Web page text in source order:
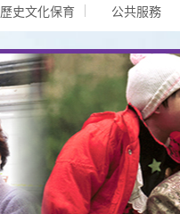
歷史文化保育 公共服務